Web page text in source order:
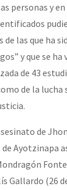
personas y
de las que ha
y que se ha
de 43
de la lucha
de
Ayotzinapa
Gallardo (26